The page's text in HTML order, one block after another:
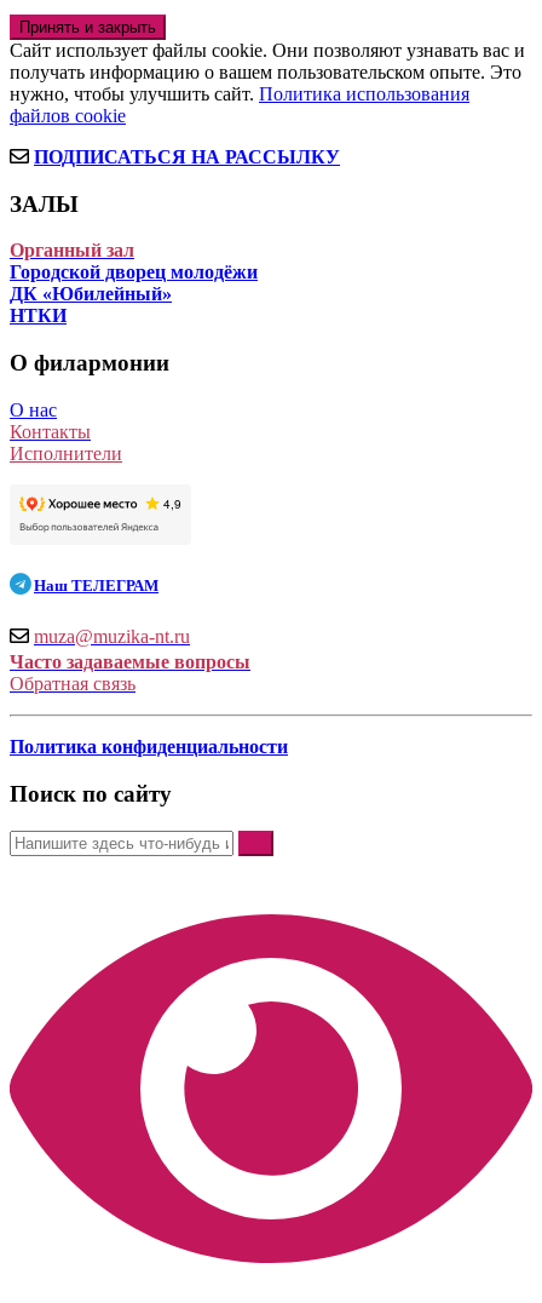
Сайт использует файлы cookie. Они позволяют узнавать вас и
получать информацию о вашем пользовательском опыте. Это
нужно, чтобы улучшить сайт. Политика использования
файлов cookie
ПОДПИСАТЬСЯ НА РАССЫЛКУ
ЗАЛЫ
Органный зал
Городской дворец молодёжи
ДК «Юбилейный»
НТКИ
О филармонии
О нас
Контакты
Исполнители
Наш ТЕЛЕГРАМ
muza@muzika-nt.ru
Часто задаваемые вопросы
Обратная связь
Политика конфиденциальности
Поиск по сайту